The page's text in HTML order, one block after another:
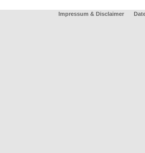
Impressum & Disclaimer